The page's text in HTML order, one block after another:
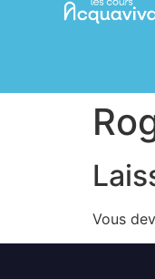
Vous